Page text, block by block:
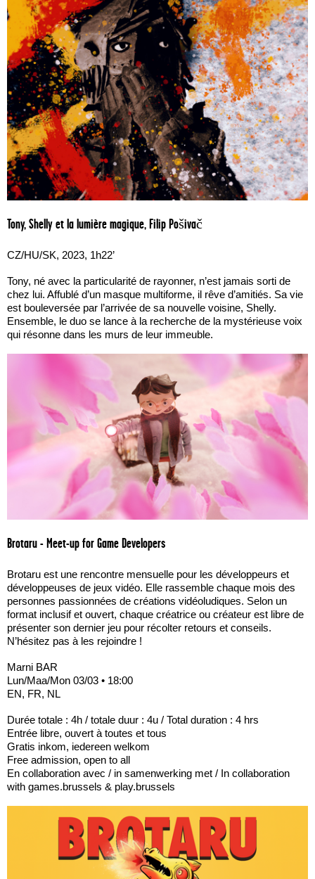
Tony, Shelly et la lumière magique, Filip Pošivač
CZ/HU/SK, 2023, 1h22’
Tony, né avec la particularité de rayonner, n’est jamais sorti de
chez lui. Affublé d’un masque multiforme, il rêve d’amitiés. Sa vie
est bouleversée par l’arrivée de sa nouvelle voisine, Shelly.
Ensemble, le duo se lance à la recherche de la mystérieuse voix
qui résonne dans les murs de leur immeuble.
Brotaru - Meet-up for Game Developers
Brotaru est une rencontre mensuelle pour les développeurs et
développeuses de jeux vidéo. Elle rassemble chaque mois des
personnes passionnées de créations vidéoludiques. Selon un
format inclusif et ouvert, chaque créatrice ou créateur est libre de
présenter son dernier jeu pour récolter retours et conseils.
N’hésitez pas à les rejoindre !
Marni BAR
Lun/Maa/Mon 03/03 • 18:00
EN, FR, NL
Durée totale : 4h / totale duur : 4u / Total duration : 4 hrs
Entrée libre, ouvert à toutes et tous
Gratis inkom, iedereen welkom
Free admission, open to all
En collaboration avec / in samenwerking met / In collaboration
with games.brussels & play.brussels